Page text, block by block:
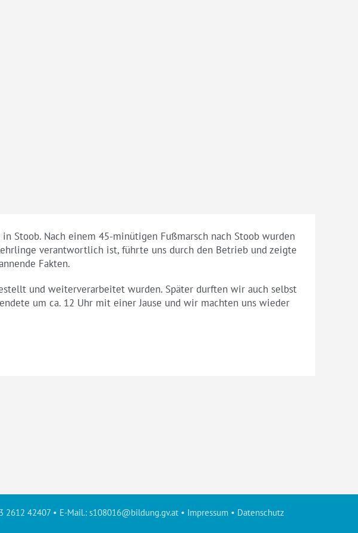
Stoob. Nach einem 45-minütigen Fußmarsch nach Stoob wurden
verantwortlich ist, führte uns durch den Betrieb und zeigte
Fakten.
und weiterverarbeitet wurden. Später durften wir auch selbst
um ca. 12 Uhr mit einer Jause und wir machten uns wieder
2612 42407 • E-Mail.: s108016@bildung.gv.at • Impressum • Datenschutz